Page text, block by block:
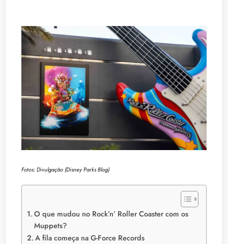
Fotos: Divulgação (Disney Parks Blog)
O que mudou no Rock’n’ Roller Coaster com os
Muppets?
A fila começa na G-Force Records